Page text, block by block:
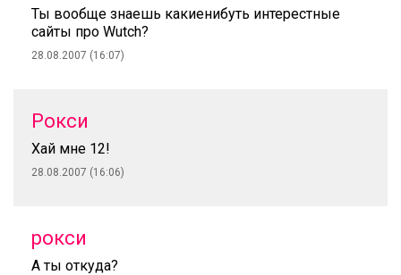
Ты вообще знаешь какиенибуть интерестные
сайты про Wutch?
28.08.2007 (16:07)
Рокси
Хай мне 12!
28.08.2007 (16:06)
рокси
А ты откуда?